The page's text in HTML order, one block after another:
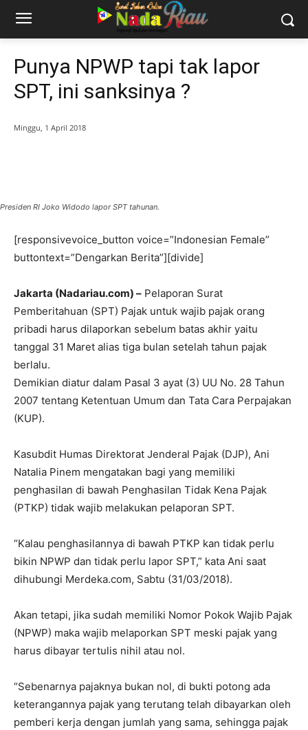
Punya NPWP tapi tak lapor
SPT, ini sanksinya ?
Minggu, 1 April 2018
Presiden RI Joko Widodo lapor SPT tahunan.
[responsivevoice_button voice=”Indonesian Female”
buttontext=”Dengarkan Berita”][divide]
Jakarta (Nadariau.com) – Pelaporan Surat
Pemberitahuan (SPT) Pajak untuk wajib pajak orang
pribadi harus dilaporkan sebelum batas akhir yaitu
tanggal 31 Maret alias tiga bulan setelah tahun pajak
berlalu.
Demikian diatur dalam Pasal 3 ayat (3) UU No. 28 Tahun
2007 tentang Ketentuan Umum dan Tata Cara Perpajakan
(KUP).
Kasubdit Humas Direktorat Jenderal Pajak (DJP), Ani
Natalia Pinem mengatakan bagi yang memiliki
penghasilan di bawah Penghasilan Tidak Kena Pajak
(PTKP) tidak wajib melakukan pelaporan SPT.
“Kalau penghasilannya di bawah PTKP kan tidak perlu
bikin NPWP dan tidak perlu lapor SPT,” kata Ani saat
dihubungi Merdeka.com, Sabtu (31/03/2018).
Akan tetapi, jika sudah memiliki Nomor Pokok Wajib Pajak
(NPWP) maka wajib melaporkan SPT meski pajak yang
harus dibayar tertulis nihil atau nol.
“Sebenarnya pajaknya bukan nol, di bukti potong ada
keterangannya pajak yang terutang telah dibayarkan oleh
pemberi kerja dengan jumlah yang sama, sehingga pajak